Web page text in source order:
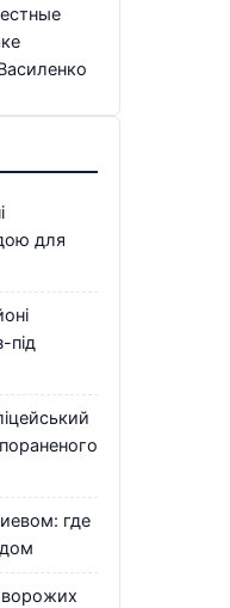
для
під
где
ворожих